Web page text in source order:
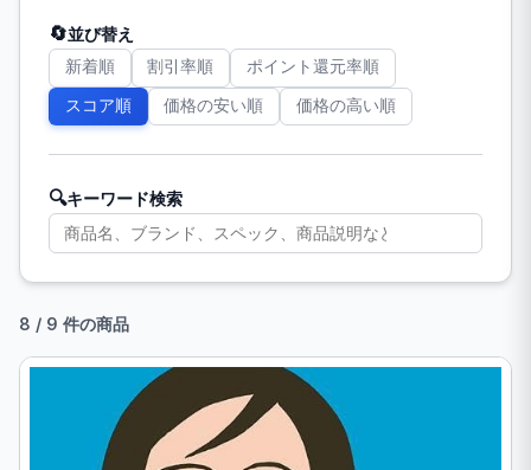
🔄並び替え
新着順 割引率順 ポイント還元率順
スコア順 価格の安い順 価格の高い順
🔍キーワード検索
8 / 9 件の商品